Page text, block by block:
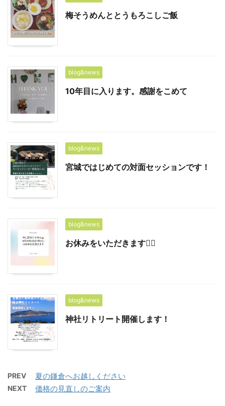
梅そうめんととうもろこしご飯
blog&news
10年目に入ります。感謝をこめて
blog&news
宮城ではじめての対面セッションです！
blog&news
お休みをいただきます🙇‍♀️
blog&news
神社リトリート開催します！
PREV 夏の鎌倉へお越しください
NEXT 価格の見直しのご案内